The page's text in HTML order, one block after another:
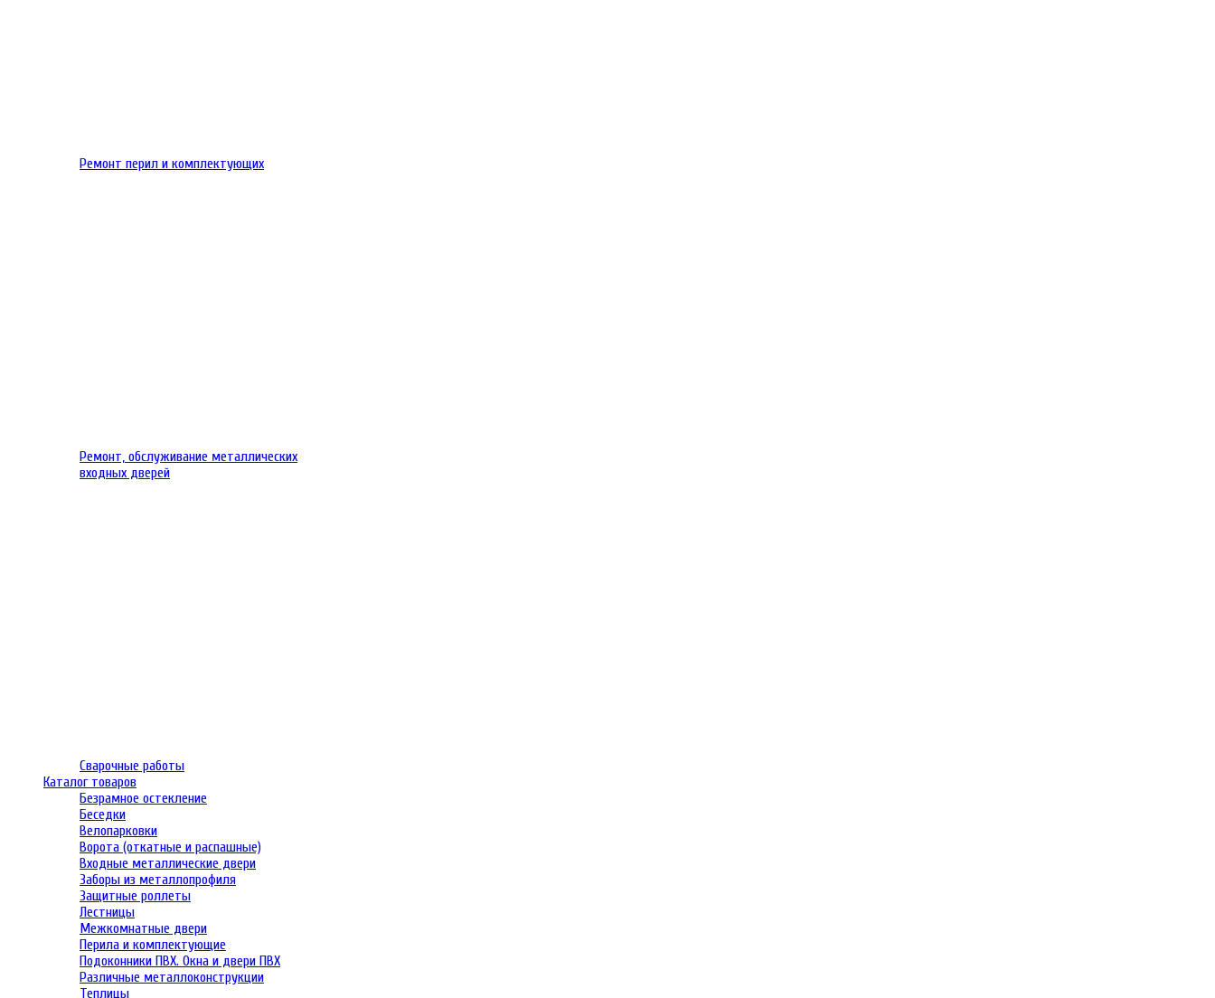
Ремонт перил и комплектующих
Ремонт, обслуживание металлических
входных дверей
Сварочные работы
Каталог товаров
Безрамное остекление
Беседки
Велопарковки
Ворота (откатные и распашные)
Входные металлические двери
Заборы из металлопрофиля
Защитные роллеты
Лестницы
Межкомнатные двери
Перила и комплектующие
Подоконники ПВХ. Окна и двери ПВХ
Различные металлоконструкции
Теплицы